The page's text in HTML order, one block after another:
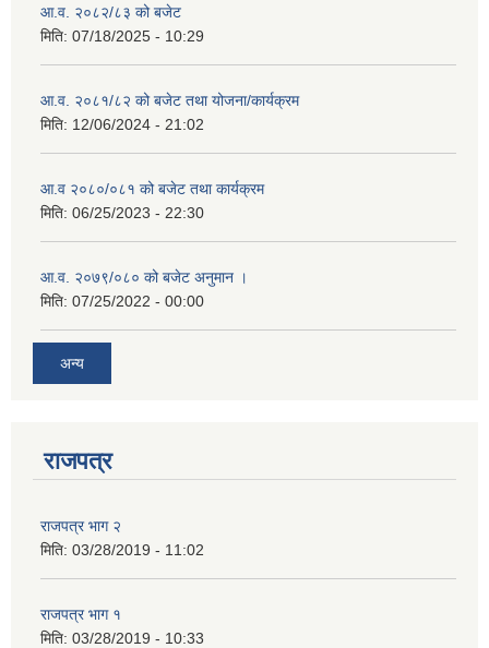
आ.व. २०८२/८३ को बजेट
मिति: 07/18/2025 - 10:29
आ.व. २०८१/८२ को बजेट तथा योजना/कार्यक्रम
मिति: 12/06/2024 - 21:02
आ.व २०८०/०८१ को बजेट तथा कार्यक्रम
मिति: 06/25/2023 - 22:30
आ.व. २०७९/०८० को बजेट अनुमान ।
मिति: 07/25/2022 - 00:00
अन्य
राजपत्र
राजपत्र भाग २
मिति: 03/28/2019 - 11:02
राजपत्र भाग १
मिति: 03/28/2019 - 10:33